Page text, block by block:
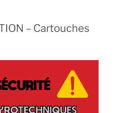
– Cartouches